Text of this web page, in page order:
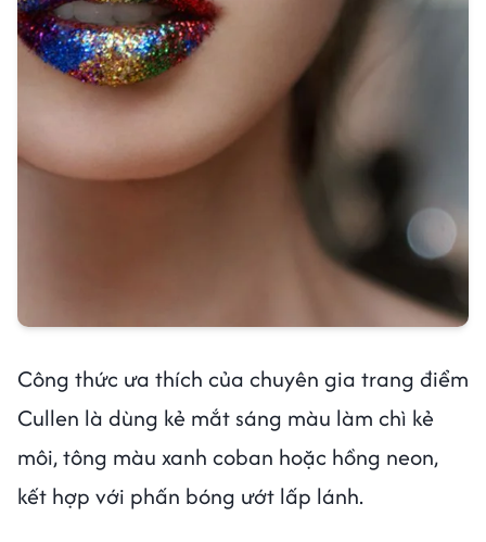
Công thức ưa thích của chuyên gia trang điểm
Cullen là dùng kẻ mắt sáng màu làm chì kẻ
môi, tông màu xanh coban hoặc hồng neon,
kết hợp với phấn bóng ướt lấp lánh.